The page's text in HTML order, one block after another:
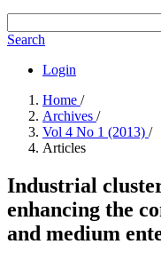
Search
Login
Home /
Archives /
Vol 4 No 1 (2013) /
Articles
Industrial
enhancing the
and medium